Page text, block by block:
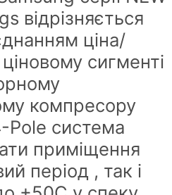
відрізняється
ціна/
сигменті
компресору
Pole система
приміщення
період , так і